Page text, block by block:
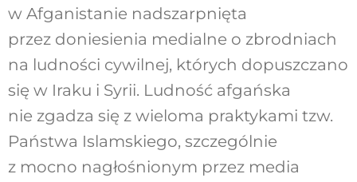
w Afganistanie nadszarpnięta
przez doniesienia medialne o zbrodniach
na ludności cywilnej, których dopuszczano
się w Iraku i Syrii. Ludność afgańska
nie zgadza się z wieloma praktykami tzw.
Państwa Islamskiego, szczególnie
z mocno nagłośnionym przez media